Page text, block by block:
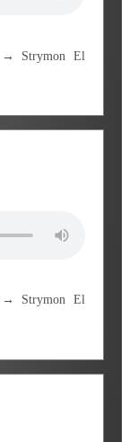
→ Strymon El
→ Strymon El